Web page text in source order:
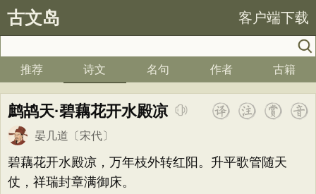
古文岛 客户端下载
推荐 诗文 名句 作者 古籍
鹧鸪天·碧藕花开水殿凉
晏几道 〔宋代〕
碧藕花开水殿凉，万年枝外转红阳。升平歌管随天
仗，祥瑞封章满御床。